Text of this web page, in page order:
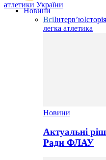
атлетики України
Новини
ВсіІнтерв’юІсторія
легка атлетика
Новини
Актуальні
Ради ФЛАУ